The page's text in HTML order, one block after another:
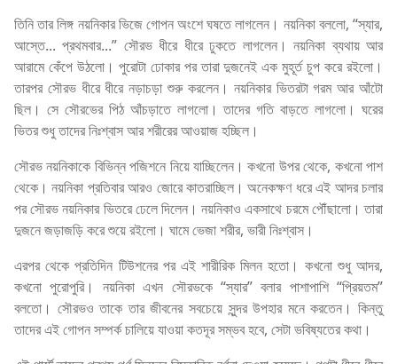
তিনি তার লিঙ্গ নয়নিকার ভিজে গোপন অংশে ঘষতে লাগলেন। নয়নিকা বললো, “স্যার,
আস্তে... প্রথমবার...” সৌরভ ধীরে ধীরে ঢুকতে লাগলেন। নয়নিকা ব্যথায় আর
আরামে কেঁপে উঠলো। পুরোটা ঢোকার পর তারা দুজনেই এক মুহূর্ত চুপ করে রইলো।
তারপর সৌরভ ধীরে ধীরে নড়াচড়া শুরু করলেন। নয়নিকার ভিতরটা গরম আর আঁটো
ছিল। সে সৌরভের পিঠ আঁচড়াতে লাগলো। তাদের গতি বাড়তে লাগলো। ঘরের
ভিতর শুধু তাদের নিঃশ্বাস আর শরীরের আওয়াজ হচ্ছিল।
সৌরভ নয়নিকাকে বিভিন্ন পজিশনে নিয়ে যাচ্ছিলেন। কখনো উপর থেকে, কখনো পাশ
থেকে। নয়নিকা প্রতিবার আরও জোরে কাতরাচ্ছিল। অনেকক্ষণ ধরে এই আদর চলার
পর সৌরভ নয়নিকার ভিতরে ঢেলে দিলেন। নয়নিকাও একসাথে চরমে পৌঁছালো। তারা
দুজনে জড়াজড়ি করে শুয়ে রইলো। ঘামে ভেজা শরীর, ভারী নিঃশ্বাস।
এরপর থেকে প্রতিদিন টিউশনের পর এই শারীরিক মিলন হতো। কখনো শুধু আদর,
কখনো পুরোপুরি। নয়নিকা এখন সৌরভকে “স্যার” বলার পাশাপাশি “প্রিয়তম”
বলতো। সৌরভও তাকে তার জীবনের সবচেয়ে সুন্দর উপহার মনে করতেন। কিন্তু
তাদের এই গোপন সম্পর্ক চালিয়ে যাওয়া কতদূর সম্ভব হবে, সেটা ভবিষ্যতের কথা।